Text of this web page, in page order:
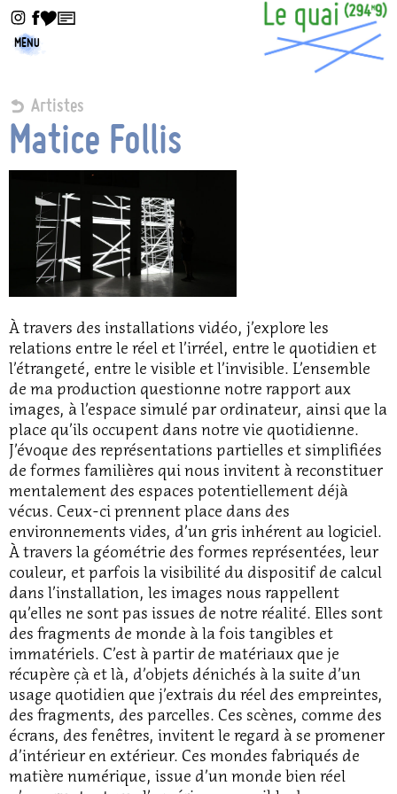
MENU
Artistes
Matice Follis
À travers des installations vidéo, j’explore les
relations entre le réel et l’irréel, entre le quotidien et
l’étrangeté, entre le visible et l’invisible. L’ensemble
de ma production questionne notre rapport aux
images, à l’espace simulé par ordinateur, ainsi que la
place qu’ils occupent dans notre vie quotidienne.
J’évoque des représentations partielles et simplifiées
de formes familières qui nous invitent à reconstituer
mentalement des espaces potentiellement déjà
vécus. Ceux-ci prennent place dans des
environnements vides, d’un gris inhérent au logiciel.
À travers la géométrie des formes représentées, leur
couleur, et parfois la visibilité du dispositif de calcul
dans l’installation, les images nous rappellent
qu’elles ne sont pas issues de notre réalité. Elles sont
des fragments de monde à la fois tangibles et
immatériels. C’est à partir de matériaux que je
récupère çà et là, d’objets dénichés à la suite d’un
usage quotidien que j’extrais du réel des empreintes,
des fragments, des parcelles. Ces scènes, comme des
écrans, des fenêtres, invitent le regard à se promener
d’intérieur en extérieur. Ces mondes fabriqués de
matière numérique, issue d’un monde bien réel